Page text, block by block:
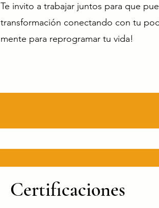
Te invito a trabajar juntos para que
transformación conectando con tu
mente para reprogramar tu vida!
Certificaciones